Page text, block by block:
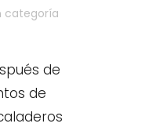
categoría
de
de